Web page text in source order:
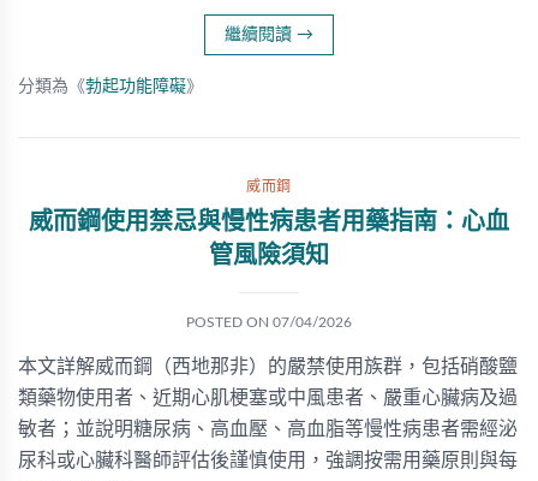
繼續閱讀 →
分類為《勃起功能障礙》
威而鋼
威而鋼使用禁忌與慢性病患者用藥指南：心血
管風險須知
POSTED ON 07/04/2026
本文詳解威而鋼（西地那非）的嚴禁使用族群，包括硝酸鹽
類藥物使用者、近期心肌梗塞或中風患者、嚴重心臟病及過
敏者；並說明糖尿病、高血壓、高血脂等慢性病患者需經泌
尿科或心臟科醫師評估後謹慎使用，強調按需用藥原則與每